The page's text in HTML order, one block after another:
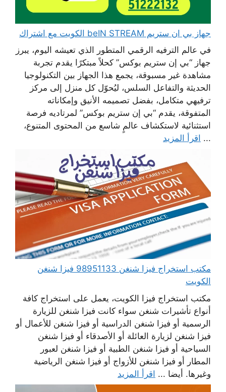
جهاز بي ان ستريم beIN STREAM الكويت مع اشتراك
في عالم الترفيه الرقمي المتطور الذي تعيشه اليوم، يبرز
جهاز “بي إن ستريم بوكس” كحلاً مبتكرًا يقدم تجربة
مشاهدة غير مسبوقة، يجمع هذا الجهاز بين التكنولوجيا
الحديثة والتفاعل السلس، ليُحوّل كل منزل إلى مركز
ترفيهي متكامل، بفضل تصميمه الأنيق وإمكاناته
المتفوقة، يقدم “بي إن ستريم بوكس” لمرتاديه فرصة
استثنائية لاستكشاف عالمٍ شاسع من المحتوى المتنوع،
... اقرأ المزيد
مكتب استخراج فيزا شنغن 98951133 فيزا شنغن
الكويت
مكتب استخراج فيزا الكويت، يعمل على استخراج كافة
أنواع تأشيرات شنغن سواء كانت فيزا شنغن للزيارة
الرسمية أو فيزا شنغن الدراسية أو فيزا شنغن للأعمال أو
فيزا شنغن لزيارة العائلة أو الأصدقاء أو فيزا شنغن
السياحية أو فيزا شنغن الطبية أو فيزا شنغن لعبور
المطار أو فيزا شنغن للأزواج أو فيزا شنغن الرياضية
وغيرها. أيضا ... اقرأ المزيد